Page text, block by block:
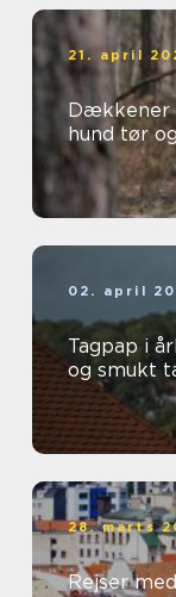
21. april
Dækkener
hund tør
02. april
Tagpap i
og smukt
28. marts
Rejser